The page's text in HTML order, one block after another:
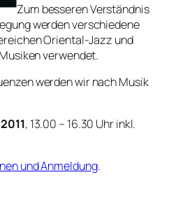
Zum besseren Verständnis
werden verschiedene
Oriental-Jazz und
verwendet.
werden wir nach Musik
, 13.00 – 16.30 Uhr inkl.
und Anmeldung.